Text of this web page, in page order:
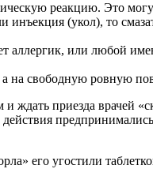
реакцию. Это
инъекция (укол), то
аллергик, или любой
на свободную ровную
и ждать приезда
его угостили